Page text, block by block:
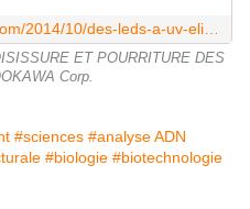
ET POURRITURE DES
Corp.
#sciences #analyse ADN
#biologie #biotechnologie